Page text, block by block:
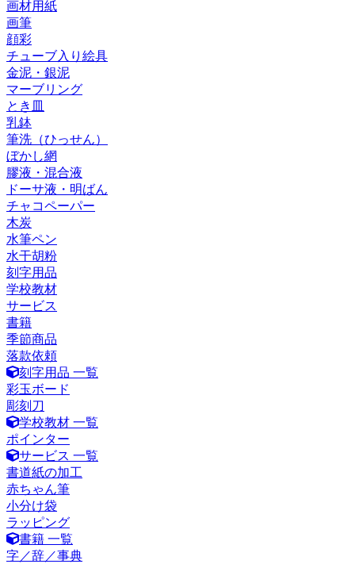
画材用紙
画筆
顔彩
チューブ入り絵具
金泥・銀泥
マーブリング
とき皿
乳鉢
筆洗（ひっせん）
ぼかし網
膠液・混合液
ドーサ液・明ばん
チャコペーパー
木炭
水筆ペン
水干胡粉
刻字用品
学校教材
サービス
書籍
季節商品
落款依頼
刻字用品 一覧
彩玉ボード
彫刻刀
学校教材 一覧
ポインター
サービス 一覧
書道紙の加工
赤ちゃん筆
小分け袋
ラッピング
書籍 一覧
字／辞／事典